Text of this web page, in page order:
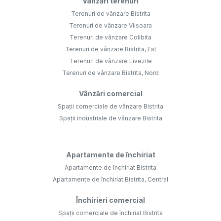
Terenuri de vânzare Bistrita
Terenuri de vânzare Viisoara
Terenuri de vânzare Colibita
Terenuri de vânzare Bistrita, Est
Terenuri de vânzare Livezile
Terenuri de vânzare Bistrita, Nord
Vânzări comercial
Spații comerciale de vânzare Bistrita
Spații industriale de vânzare Bistrita
Apartamente de închiriat
Apartamente de închiriat Bistrita
Apartamente de închiriat Bistrita, Central
Închirieri comercial
Spații comerciale de închiriat Bistrita